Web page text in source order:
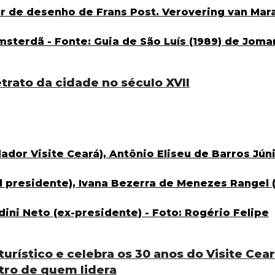
da cidade no século XVII
e celebra os 30 anos do Visite
de quem lidera